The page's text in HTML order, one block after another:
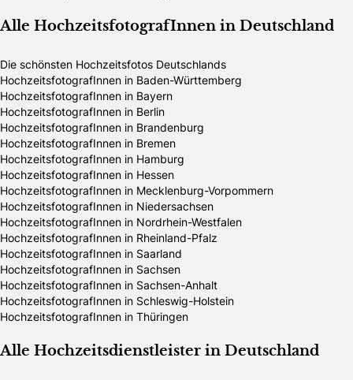
Alle HochzeitsfotografInnen in Deutschland
Die schönsten Hochzeitsfotos Deutschlands
HochzeitsfotografInnen in Baden-Württemberg
HochzeitsfotografInnen in Bayern
HochzeitsfotografInnen in Berlin
HochzeitsfotografInnen in Brandenburg
HochzeitsfotografInnen in Bremen
HochzeitsfotografInnen in Hamburg
HochzeitsfotografInnen in Hessen
HochzeitsfotografInnen in Mecklenburg-Vorpommern
HochzeitsfotografInnen in Niedersachsen
HochzeitsfotografInnen in Nordrhein-Westfalen
HochzeitsfotografInnen in Rheinland-Pfalz
HochzeitsfotografInnen in Saarland
HochzeitsfotografInnen in Sachsen
HochzeitsfotografInnen in Sachsen-Anhalt
HochzeitsfotografInnen in Schleswig-Holstein
HochzeitsfotografInnen in Thüringen
Alle Hochzeitsdienstleister in Deutschland